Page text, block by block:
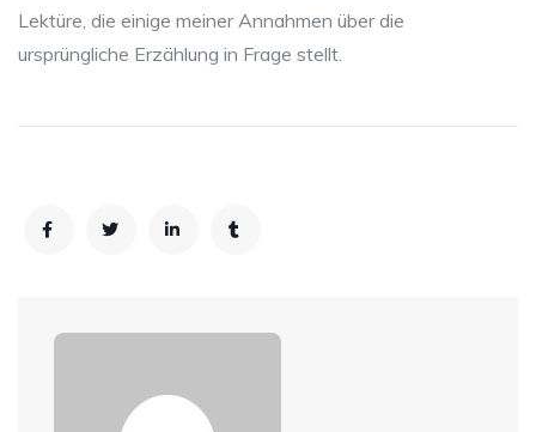
Lektüre, die einige meiner Annahmen über die
ursprüngliche Erzählung in Frage stellt.